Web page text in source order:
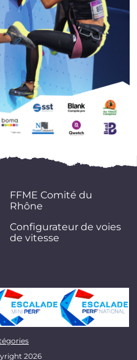
FFME Comité du
Rhône
Configurateur de voies
de vitesse
2026